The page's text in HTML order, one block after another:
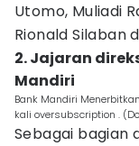
Utomo, Muliadi
Rionald Silaban
2. Jajaran
Mandiri
Bank Mandiri
kali oversubscription .
Sebagai bagian